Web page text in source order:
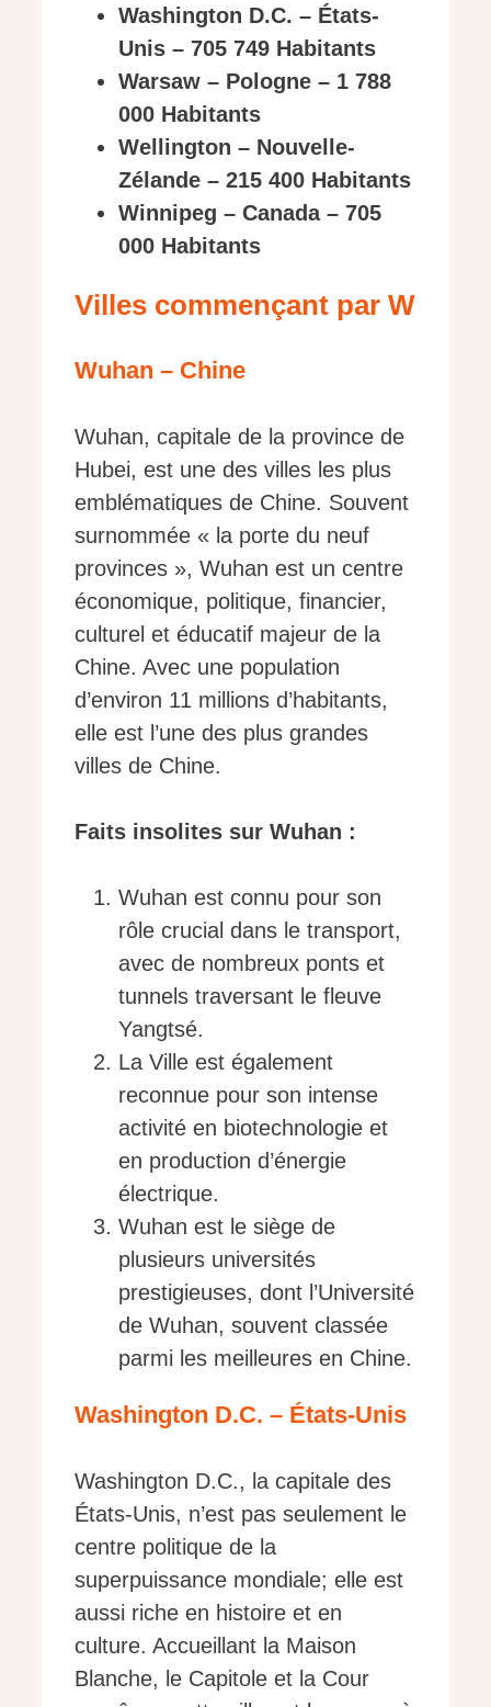
Washington D.C. – États-
Unis – 705 749 Habitants
Warsaw – Pologne – 1 788
000 Habitants
Wellington – Nouvelle-
Zélande – 215 400 Habitants
Winnipeg – Canada – 705
000 Habitants
Villes commençant par W
Wuhan – Chine
Wuhan, capitale de la province de
Hubei, est une des villes les plus
emblématiques de Chine. Souvent
surnommée « la porte du neuf
provinces », Wuhan est un centre
économique, politique, financier,
culturel et éducatif majeur de la
Chine. Avec une population
d’environ 11 millions d’habitants,
elle est l’une des plus grandes
villes de Chine.
Faits insolites sur Wuhan :
Wuhan est connu pour son
rôle crucial dans le transport,
avec de nombreux ponts et
tunnels traversant le fleuve
Yangtsé.
La Ville est également
reconnue pour son intense
activité en biotechnologie et
en production d’énergie
électrique.
Wuhan est le siège de
plusieurs universités
prestigieuses, dont l’Université
de Wuhan, souvent classée
parmi les meilleures en Chine.
Washington D.C. – États-Unis
Washington D.C., la capitale des
États-Unis, n’est pas seulement le
centre politique de la
superpuissance mondiale; elle est
aussi riche en histoire et en
culture. Accueillant la Maison
Blanche, le Capitole et la Cour